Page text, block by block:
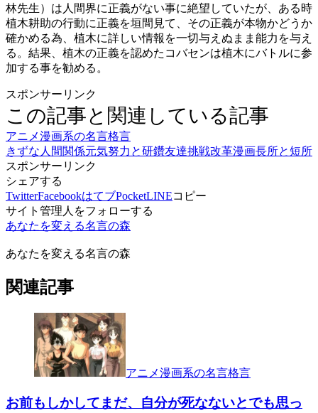
林先生）は人間界に正義がない事に絶望していたが、ある時
植木耕助の行動に正義を垣間見て、その正義が本物かどうか
確かめる為、植木に詳しい情報を一切与えぬまま能力を与え
る。結果、植木の正義を認めたコバセンは植木にバトルに参
加する事を勧める。
スポンサーリンク
この記事と関連している記事
アニメ漫画系の名言格言
きずな 人間関係元気努力と研鑽友達挑戦改革漫画長所と短所
スポンサーリンク
シェアする
TwitterFacebookはてブPocketLINEコピー
サイト管理人をフォローする
あなたを変える名言の森
あなたを変える名言の森
関連記事
アニメ漫画系の名言格言
お前もしかしてまだ、自分が死なないとでも思っ